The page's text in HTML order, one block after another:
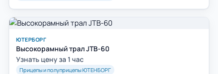
ЮТЕРБОРГ
Высокорамный трал JTB-60
Узнать цену за 1 час
Прицепы и полуприцепы ЮТЕНБОРГ